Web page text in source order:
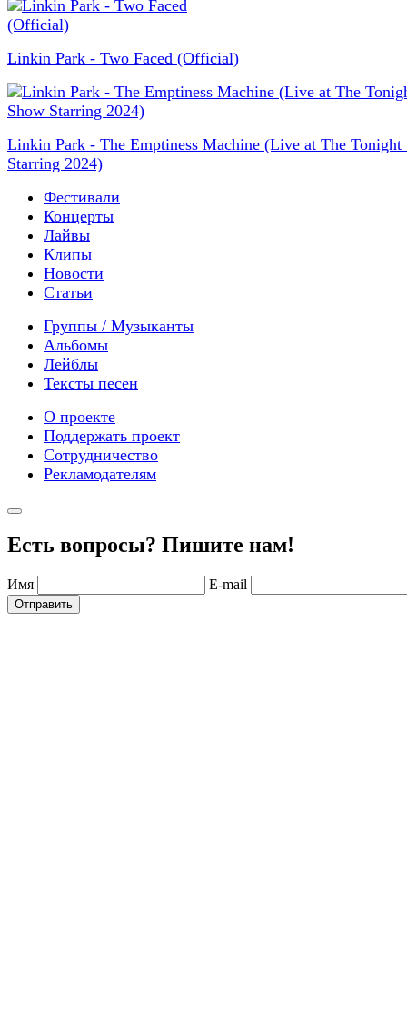
Linkin Park - Two Faced (Official)
Linkin Park - The Emptiness Machine (Live at The Tonight
Starring 2024)
Фестивали
Концерты
Лайвы
Клипы
Новости
Статьи
Группы / Музыканты
Альбомы
Лейблы
Тексты песен
О проекте
Поддержать проект
Сотрудничество
Рекламодателям
Есть вопросы? Пишите нам!
Имя E-mail